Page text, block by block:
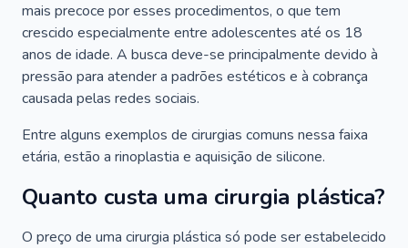
mais precoce por esses procedimentos, o que tem
crescido especialmente entre adolescentes até os 18
anos de idade. A busca deve-se principalmente devido à
pressão para atender a padrões estéticos e à cobrança
causada pelas redes sociais.
Entre alguns exemplos de cirurgias comuns nessa faixa
etária, estão a rinoplastia e aquisição de silicone.
Quanto custa uma cirurgia plástica?
O preço de uma cirurgia plástica só pode ser estabelecido